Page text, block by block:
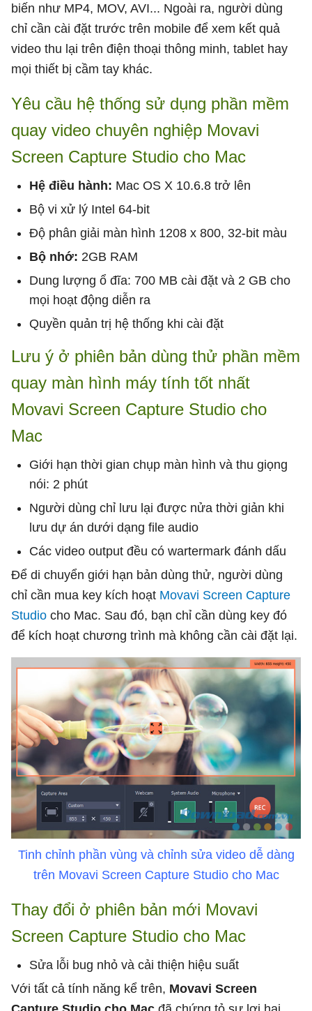
biến như MP4, MOV, AVI... Ngoài ra, người dùng
chỉ cần cài đặt trước trên mobile để xem kết quả
video thu lại trên điện thoại thông minh, tablet hay
mọi thiết bị cầm tay khác.
Yêu cầu hệ thống sử dụng phần mềm
quay video chuyên nghiệp Movavi
Screen Capture Studio cho Mac
Hệ điều hành: Mac OS X 10.6.8 trở lên
Bộ vi xử lý Intel 64-bit
Độ phân giải màn hình 1208 x 800, 32-bit màu
Bộ nhớ: 2GB RAM
Dung lượng ổ đĩa: 700 MB cài đặt và 2 GB cho
mọi hoạt động diễn ra
Quyền quản trị hệ thống khi cài đặt
Lưu ý ở phiên bản dùng thử phần mềm
quay màn hình máy tính tốt nhất
Movavi Screen Capture Studio cho
Mac
Giới hạn thời gian chụp màn hình và thu giọng
nói: 2 phút
Người dùng chỉ lưu lại được nửa thời giản khi
lưu dự án dưới dạng file audio
Các video output đều có wartermark đánh dấu
Để di chuyển giới hạn bản dùng thử, người dùng
chỉ cần mua key kích hoạt Movavi Screen Capture
Studio cho Mac. Sau đó, bạn chỉ cần dùng key đó
để kích hoạt chương trình mà không cần cài đặt lại.
Tinh chỉnh phần vùng và chỉnh sửa video dễ dàng
trên Movavi Screen Capture Studio cho Mac
Thay đổi ở phiên bản mới Movavi
Screen Capture Studio cho Mac
Sửa lỗi bug nhỏ và cải thiện hiệu suất
Với tất cả tính năng kể trên, Movavi Screen